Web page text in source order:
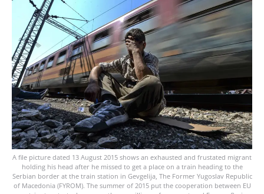
A file picture dated 13 August 2015 shows an exhausted and frustated migrant
holding his head after he missed to get a place on a train heading to the
Serbian border at the train station in Gevgelija, The Former Yugoslav Republic
of Macedonia (FYROM). The summer of 2015 put the cooperation between EU